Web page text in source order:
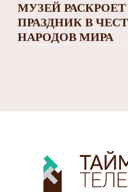
МУЗЕЙ
ПРАЗДНИК В
НАРОДОВ МИРА